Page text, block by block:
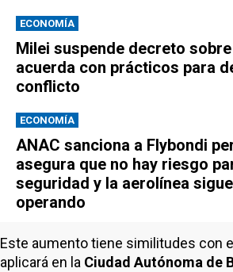
ECONOMÍA
Milei suspende decreto
acuerda con prácticos para
conflicto
ECONOMÍA
ANAC sanciona a Flybondi
asegura que no hay riesgo
seguridad y la aerolínea sigue
operando
Este aumento tiene similitudes con
aplicará en la Ciudad Autónoma de